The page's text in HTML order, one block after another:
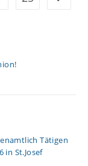
Tätigen
in St.Josef